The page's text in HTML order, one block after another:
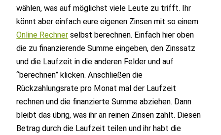
wählen, was auf möglichst viele Leute zu trifft. Ihr
könnt aber einfach eure eigenen Zinsen mit so einem
Online Rechner selbst berechnen. Einfach hier oben
die zu finanzierende Summe eingeben, den Zinssatz
und die Laufzeit in die anderen Felder und auf
“berechnen” klicken. Anschließen die
Rückzahlungsrate pro Monat mal der Laufzeit
rechnen und die finanzierte Summe abziehen. Dann
bleibt das übrig, was ihr an reinen Zinsen zahlt. Diesen
Betrag durch die Laufzeit teilen und ihr habt die